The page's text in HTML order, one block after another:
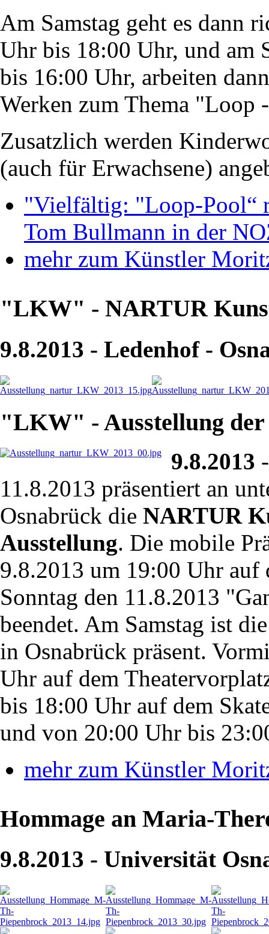
Am Samstag geht es dann
Uhr bis 18:00 Uhr, und am
bis 16:00 Uhr, arbeiten
Werken zum Thema "Loop
Zusatzlich werden
(auch für Erwachsene)
"Vielfältig: "Loop-Pool“
Tom Bullmann in der
mehr zum Künstler
"LKW" - NARTUR
9.8.2013 - Ledenhof -
"LKW" - Ausstellung
9.8.2013
11.8.2013 präsentiert an
Osnabrück die NARTUR
Ausstellung. Die mobile
9.8.2013 um 19:00 Uhr
Sonntag den 11.8.2013
beendet. Am Samstag ist
in Osnabrück präsent.
Uhr auf dem
bis 18:00 Uhr auf dem
und von 20:00 Uhr bis
mehr zum Künstler
Hommage an Maria-
9.8.2013 - Universität